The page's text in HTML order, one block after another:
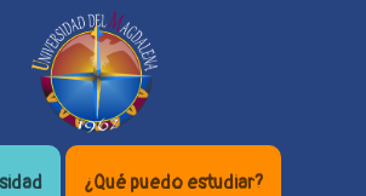
¿Qué puedo estudiar?